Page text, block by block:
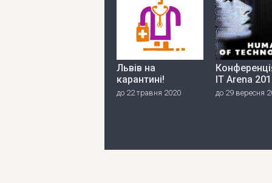
Львів на
карантині!
до 22 травня 2020
IT Arena
до 29 вересня